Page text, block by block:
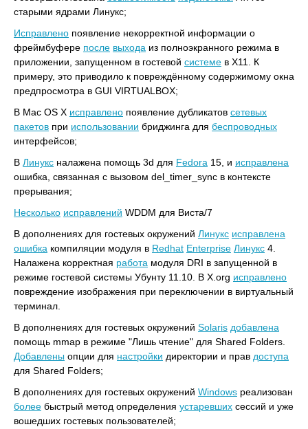
старыми ядрами Линукс;
Исправлено появление некорректной информации о
фреймбуфере после выхода из полноэкранного режима в
приложении, запущенном в гостевой системе в X11. К
примеру, это приводило к повреждённому содержимому окна
предпросмотра в GUI VIRTUALBOX;
В Mac OS X исправлено появление дубликатов сетевых
пакетов при использовании бриджинга для беспроводных
интерфейсов;
В Линукс налажена помощь 3d для Fedora 15, и исправлена
ошибка, связанная с вызовом del_timer_sync в контексте
прерывания;
Несколько исправлений WDDM для Виста/7
В дополнениях для гостевых окружений Линукс исправлена
ошибка компиляции модуля в Redhat Enterprise Линукс 4.
Налажена корректная работа модуля DRI в запущенной в
режиме гостевой системы Убунту 11.10. В X.org исправлено
повреждение изображения при переключении в виртуальный
терминал.
В дополнениях для гостевых окружений Solaris добавлена
помощь mmap в режиме "Лишь чтение" для Shared Folders.
Добавлены опции для настройки директории и прав доступа
для Shared Folders;
В дополнениях для гостевых окружений Windows реализован
более быстрый метод определения устаревших сессий и уже
вошедших гостевых пользователей;